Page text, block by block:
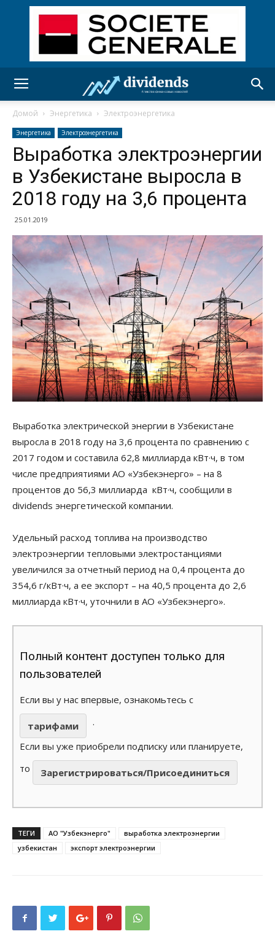
Домой Энергетика Электроэнергетика
Энергетика Электроэнергетика
Выработка электроэнергии
в Узбекистане выросла в
2018 году на 3,6 процента
25.01.2019
Выработка электрической энергии в Узбекистане
выросла в 2018 году на 3,6 процента по сравнению с
2017 годом и составила 62,8 миллиарда кВт·ч, в том
числе предприятиями АО «Узбекэнерго» – на 8
процентов до 56,3 миллиарда кВт·ч, сообщили в
dividends энергетической компании.
Удельный расход топлива на производство
электроэнергии тепловыми электростанциями
увеличился за отчетный период на 0,4 процента до
354,6 г/кВт·ч, а ее экспорт – на 40,5 процента до 2,6
миллиарда кВт·ч, уточнили в АО «Узбекэнерго».
Полный контент доступен только для
пользователей
Если вы у нас впервые, ознакомьтесь с
тарифами
.
Если вы уже приобрели подписку или планируете,
то
Зарегистрироваться/Присоединиться
ТЕГИ АО "Узбекэнерго"
выработка электроэнергии
узбекистан
экспорт электроэнергии